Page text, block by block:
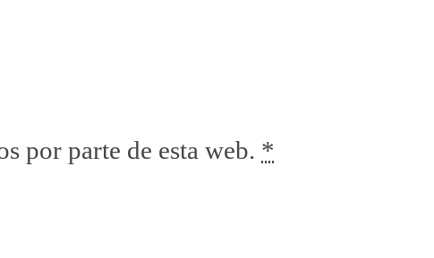
por parte de esta web. *